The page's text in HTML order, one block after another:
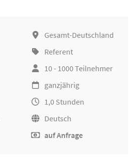
Gesamt-Deutschland
Referent
10 - 1000 Teilnehmer
ganzjährig
1,0 Stunden
Deutsch
auf Anfrage